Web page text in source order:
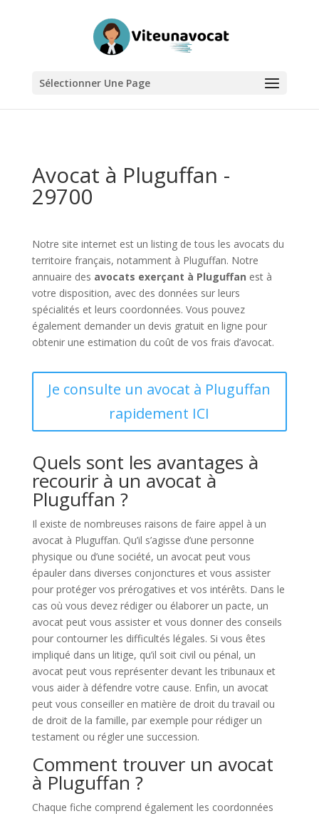
Sélectionner Une Page
Avocat à Pluguffan -
29700
Notre site internet est un listing de tous les avocats du
territoire français, notamment à Pluguffan. Notre
annuaire des avocats exerçant à Pluguffan est à
votre disposition, avec des données sur leurs
spécialités et leurs coordonnées. Vous pouvez
également demander un devis gratuit en ligne pour
obtenir une estimation du coût de vos frais d’avocat.
Je consulte un avocat à Pluguffan
rapidement ICI
Quels sont les avantages à
recourir à un avocat à
Pluguffan ?
Il existe de nombreuses raisons de faire appel à un
avocat à Pluguffan. Qu’il s’agisse d’une personne
physique ou d’une société, un avocat peut vous
épauler dans diverses conjonctures et vous assister
pour protéger vos prérogatives et vos intérêts. Dans le
cas où vous devez rédiger ou élaborer un pacte, un
avocat peut vous assister et vous donner des conseils
pour contourner les difficultés légales. Si vous êtes
impliqué dans un litige, qu’il soit civil ou pénal, un
avocat peut vous représenter devant les tribunaux et
vous aider à défendre votre cause. Enfin, un avocat
peut vous conseiller en matière de droit du travail ou
de droit de la famille, par exemple pour rédiger un
testament ou régler une succession.
Comment trouver un avocat
à Pluguffan ?
Chaque fiche comprend également les coordonnées